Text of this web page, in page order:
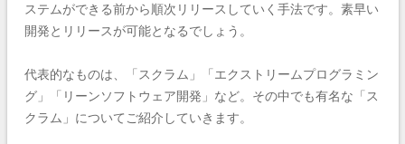
ステムができる前から順次リリースしていく手法です。素早い
開発とリリースが可能となるでしょう。
代表的なものは、「スクラム」「エクストリームプログラミン
グ」「リーンソフトウェア開発」など。その中でも有名な「ス
クラム」についてご紹介していきます。